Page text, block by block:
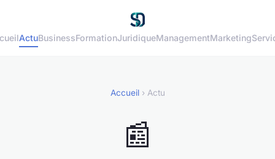
ActuBusinessFormationJuridiqueManagementMarketing
Accueil› Actu
📰